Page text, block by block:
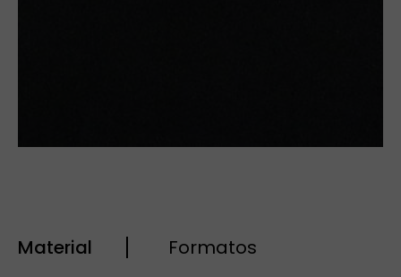
Material Formatos